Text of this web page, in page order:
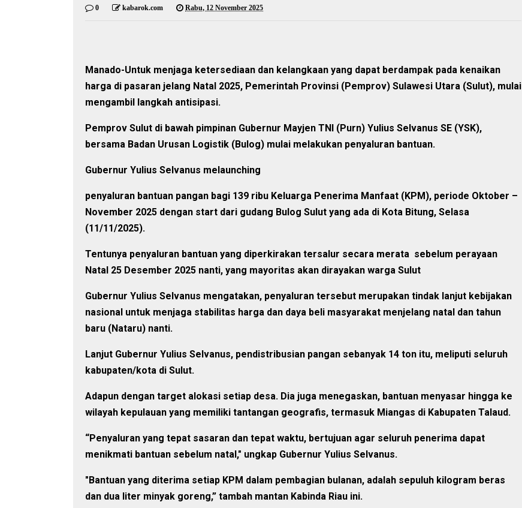
0 kabarok.com Rabu, 12 November 2025
Manado-Untuk menjaga ketersediaan dan kelangkaan yang dapat berdampak pada kenaikan
harga di pasaran jelang Natal 2025, Pemerintah Provinsi (Pemprov) Sulawesi Utara (Sulut), mulai
mengambil langkah antisipasi.
Pemprov Sulut di bawah pimpinan Gubernur Mayjen TNI (Purn) Yulius Selvanus SE (YSK),
bersama Badan Urusan Logistik (Bulog) mulai melakukan penyaluran bantuan.
Gubernur Yulius Selvanus melaunching
penyaluran bantuan pangan bagi 139 ribu Keluarga Penerima Manfaat (KPM), periode Oktober –
November 2025 dengan start dari gudang Bulog Sulut yang ada di Kota Bitung, Selasa
(11/11/2025).
Tentunya penyaluran bantuan yang diperkirakan tersalur secara merata sebelum perayaan
Natal 25 Desember 2025 nanti, yang mayoritas akan dirayakan warga Sulut
Gubernur Yulius Selvanus mengatakan, penyaluran tersebut merupakan tindak lanjut kebijakan
nasional untuk menjaga stabilitas harga dan daya beli masyarakat menjelang natal dan tahun
baru (Nataru) nanti.
Lanjut Gubernur Yulius Selvanus, pendistribusian pangan sebanyak 14 ton itu, meliputi seluruh
kabupaten/kota di Sulut.
Adapun dengan target alokasi setiap desa. Dia juga menegaskan, bantuan menyasar hingga ke
wilayah kepulauan yang memiliki tantangan geografis, termasuk Miangas di Kabupaten Talaud.
“Penyaluran yang tepat sasaran dan tepat waktu, bertujuan agar seluruh penerima dapat
menikmati bantuan sebelum natal," ungkap Gubernur Yulius Selvanus.
"Bantuan yang diterima setiap KPM dalam pembagian bulanan, adalah sepuluh kilogram beras
dan dua liter minyak goreng,” tambah mantan Kabinda Riau ini.